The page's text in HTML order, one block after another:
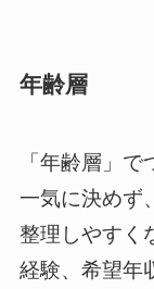
年齢層
「年齢層」
一気に決めず
整理しやすく
経験、希望年